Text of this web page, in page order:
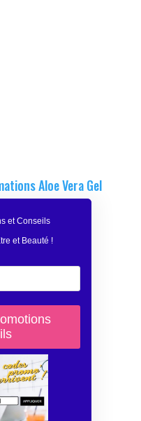
Aloe Vera Gel
et Conseils
et Beauté !